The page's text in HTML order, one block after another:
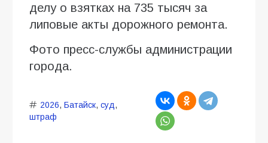
делу о взятках на 735 тысяч за
липовые акты дорожного ремонта.
Фото пресс-службы администрации
города.
2026, Батайск, суд,
штраф